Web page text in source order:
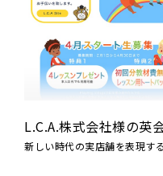
L.C.A.株式会社様の英
新しい時代の実店舗を表現す